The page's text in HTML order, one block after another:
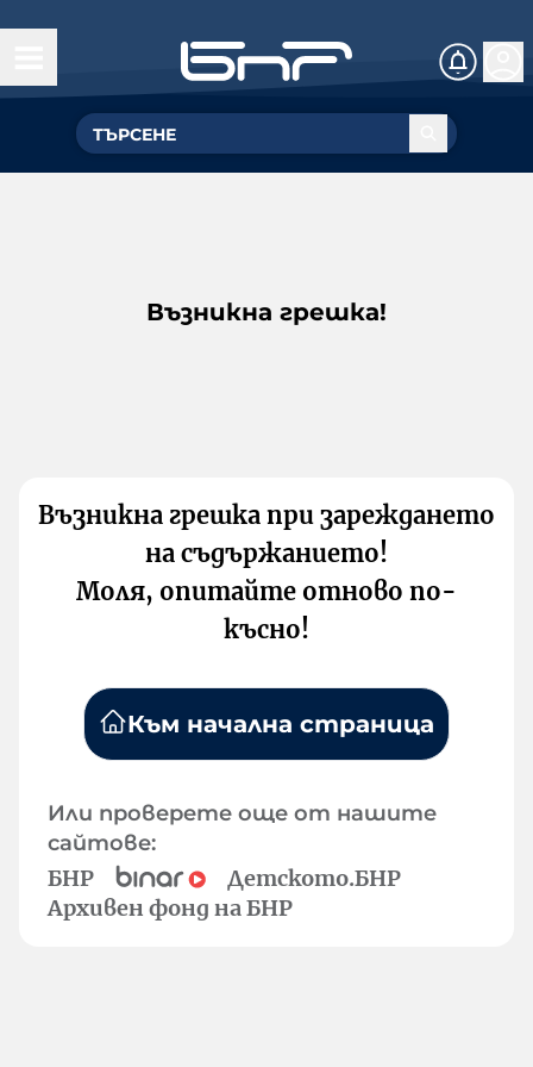
Възникна грешка!
Възникна грешка при зареждането
на съдържанието!
Моля, опитайте отново по-
късно!
Към начална страница
Или проверете още от нашите
сайтове:
БНР
Детското.БНР
Архивен фонд на БНР